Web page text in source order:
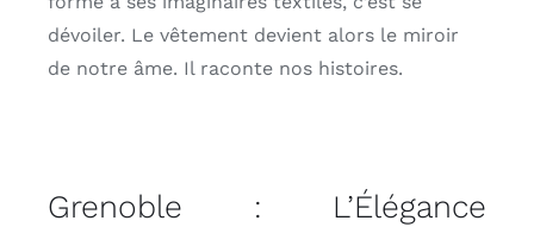
dévoiler. Le vêtement devient alors le miroir
de notre âme. Il raconte nos histoires.
Grenoble : L’Élégance